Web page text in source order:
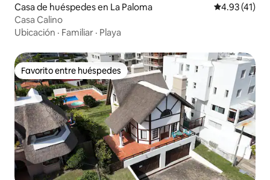
Casa de huéspedes en La Paloma Calificación
4.93 (41)
Casa Calino
Ubicación · Familiar · Playa
Favorito entre huéspedes
Favorito entre huéspedes